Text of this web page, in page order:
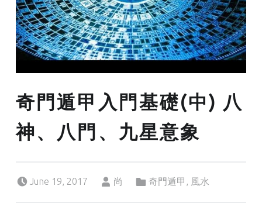
林師傅(Sammy Lam) 玄學顧問-奇門遁甲流年問事、增運、調整風水
奇門遁甲入門基礎(中) 八
神、八門、九星意象
June 19, 2017
尚
奇門遁甲 , 風水